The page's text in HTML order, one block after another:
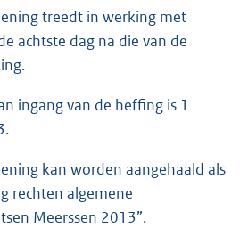
treedt in werking met
achtste dag na die van de
ingang van de heffing is 1
kan worden aangehaald als
rechten algemene
Meerssen 2013”.